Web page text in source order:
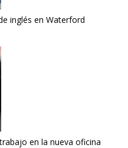
inglés en Waterford
en la nueva oficina